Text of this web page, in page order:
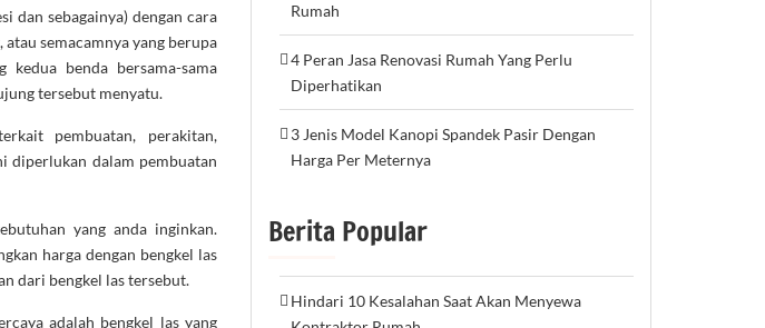
dan sebagainya) dengan cara
semacamnya yang berupa
benda bersama-sama
tersebut menyatu.
pembuatan, perakitan,
diperlukan dalam pembuatan
yang anda inginkan.
harga dengan bengkel las
dari bengkel las tersebut.
adalah bengkel las yang
Rumah
4 Peran Jasa Renovasi Rumah Yang Perlu
Diperhatikan
3 Jenis Model Kanopi Spandek Pasir Dengan
Harga Per Meternya
Berita Popular
Hindari 10 Kesalahan Saat Akan Menyewa